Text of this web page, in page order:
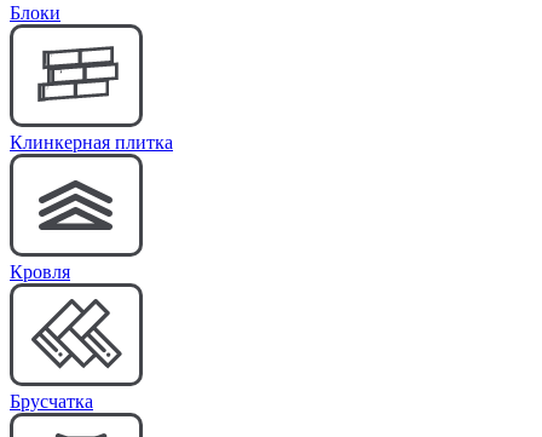
Блоки
Клинкерная плитка
Кровля
Брусчатка